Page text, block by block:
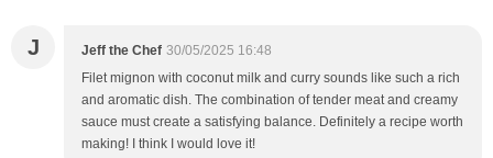
J Jeff the Chef 30/05/2025 16:48
Filet mignon with coconut milk and curry sounds like such a rich
and aromatic dish. The combination of tender meat and creamy
sauce must create a satisfying balance. Definitely a recipe worth
making! I think I would love it!